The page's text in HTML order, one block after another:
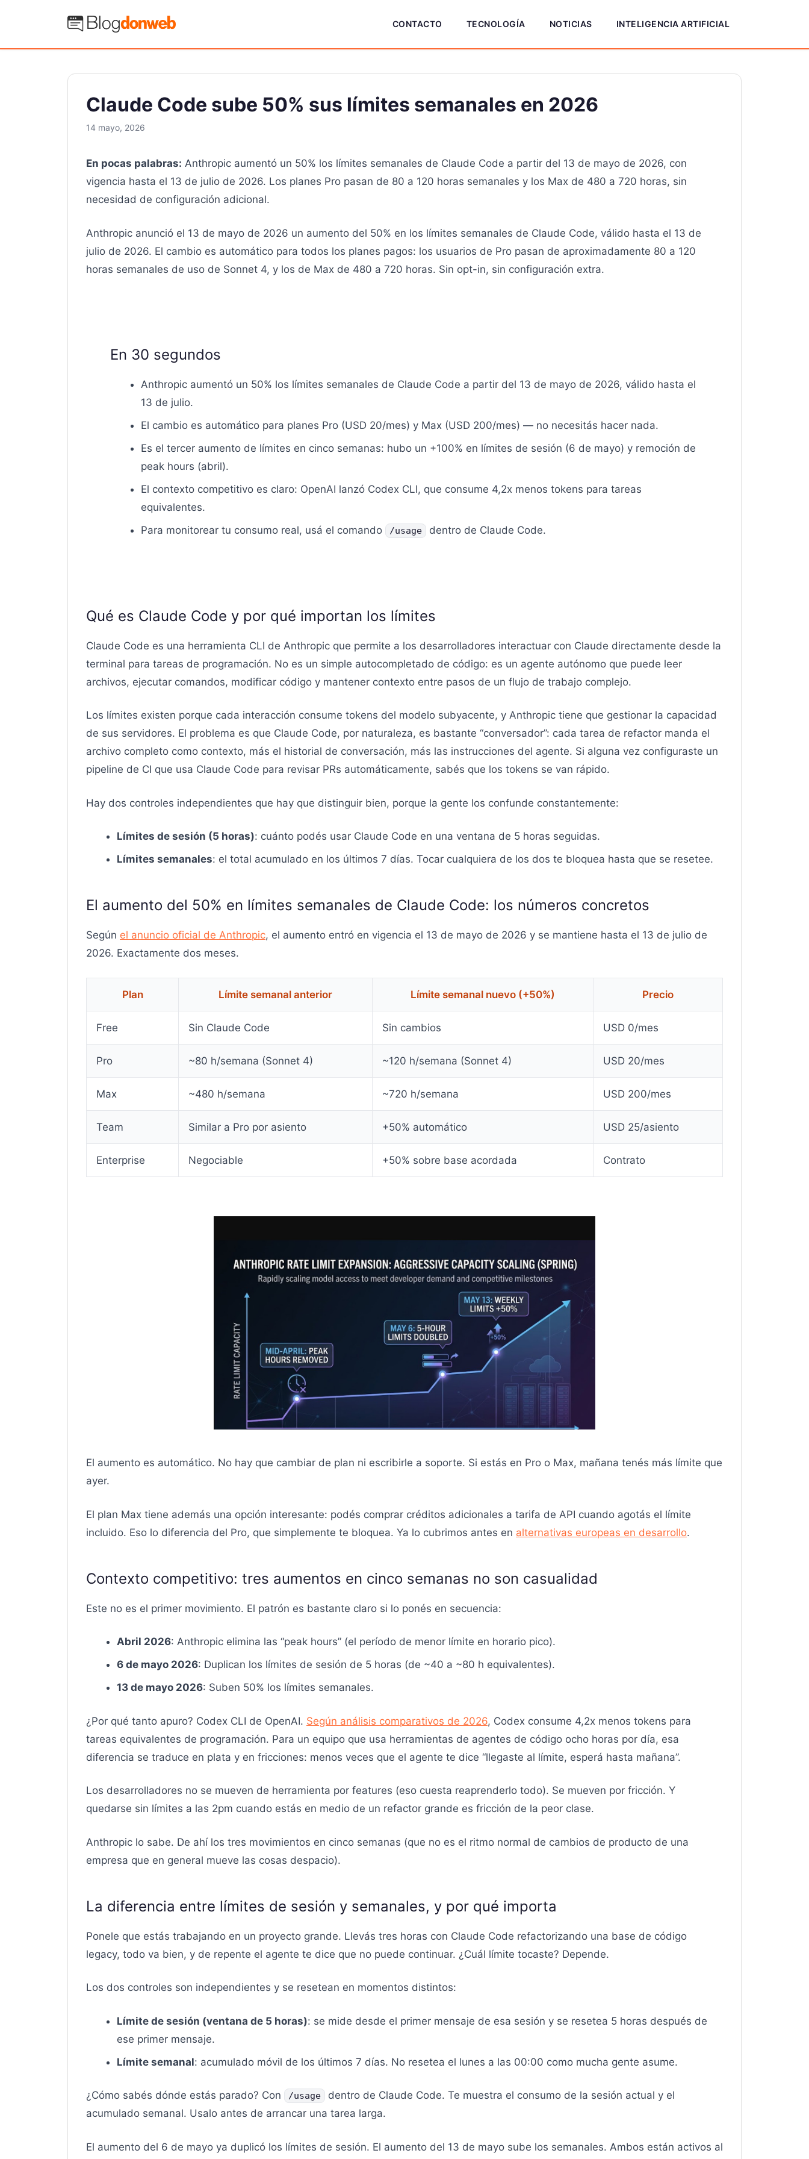
Blog Donweb CONTACTO TECNOLOGÍA NOTICIAS INTELIGENCIA ARTIFICIAL
Claude Code sube 50% sus límites semanales en 2026
14 mayo, 2026
En pocas palabras: Anthropic aumentó un 50% los límites semanales de Claude Code a partir del 13 de mayo de 2026, con
vigencia hasta el 13 de julio de 2026. Los planes Pro pasan de 80 a 120 horas semanales y los Max de 480 a 720 horas, sin
necesidad de configuración adicional.
Anthropic anunció el 13 de mayo de 2026 un aumento del 50% en los límites semanales de Claude Code, válido hasta el 13 de
julio de 2026. El cambio es automático para todos los planes pagos: los usuarios de Pro pasan de aproximadamente 80 a 120
horas semanales de uso de Sonnet 4, y los de Max de 480 a 720 horas. Sin opt-in, sin configuración extra.
En 30 segundos
Anthropic aumentó un 50% los límites semanales de Claude Code a partir del 13 de mayo de 2026, válido hasta el
13 de julio.
El cambio es automático para planes Pro (USD 20/mes) y Max (USD 200/mes) — no necesitás hacer nada.
Es el tercer aumento de límites en cinco semanas: hubo un +100% en límites de sesión (6 de mayo) y remoción de
peak hours (abril).
El contexto competitivo es claro: OpenAI lanzó Codex CLI, que consume 4,2x menos tokens para tareas
equivalentes.
Para monitorear tu consumo real, usá el comando
/usage dentro de Claude Code.
Qué es Claude Code y por qué importan los límites
Claude Code es una herramienta CLI de Anthropic que permite a los desarrolladores interactuar con Claude directamente desde la
terminal para tareas de programación. No es un simple autocompletado de código: es un agente autónomo que puede leer
archivos, ejecutar comandos, modificar código y mantener contexto entre pasos de un flujo de trabajo complejo.
Los límites existen porque cada interacción consume tokens del modelo subyacente, y Anthropic tiene que gestionar la capacidad
de sus servidores. El problema es que Claude Code, por naturaleza, es bastante “conversador”: cada tarea de refactor manda el
archivo completo como contexto, más el historial de conversación, más las instrucciones del agente. Si alguna vez configuraste un
pipeline de CI que usa Claude Code para revisar PRs automáticamente, sabés que los tokens se van rápido.
Hay dos controles independientes que hay que distinguir bien, porque la gente los confunde constantemente:
Límites de sesión (5 horas): cuánto podés usar Claude Code en una ventana de 5 horas seguidas.
Límites semanales: el total acumulado en los últimos 7 días. Tocar cualquiera de los dos te bloquea hasta que se resetee.
El aumento del 50% en límites semanales de Claude Code: los números concretos
Según el anuncio oficial de Anthropic, el aumento entró en vigencia el 13 de mayo de 2026 y se mantiene hasta el 13 de julio de
2026. Exactamente dos meses.
Plan Límite semanal anterior Límite semanal nuevo (+50%) Precio
Free Sin Claude Code Sin cambios USD 0/mes
Pro ~80 h/semana (Sonnet 4) ~120 h/semana (Sonnet 4) USD 20/mes
Max ~480 h/semana ~720 h/semana USD 200/mes
Team Similar a Pro por asiento +50% automático USD 25/asiento
Enterprise Negociable +50% sobre base acordada Contrato
El aumento es automático. No hay que cambiar de plan ni escribirle a soporte. Si estás en Pro o Max, mañana tenés más límite que
ayer.
El plan Max tiene además una opción interesante: podés comprar créditos adicionales a tarifa de API cuando agotás el límite
incluido. Eso lo diferencia del Pro, que simplemente te bloquea. Ya lo cubrimos antes en alternativas europeas en desarrollo.
Contexto competitivo: tres aumentos en cinco semanas no son casualidad
Este no es el primer movimiento. El patrón es bastante claro si lo ponés en secuencia:
Abril 2026: Anthropic elimina las “peak hours” (el período de menor límite en horario pico).
6 de mayo 2026: Duplican los límites de sesión de 5 horas (de ~40 a ~80 h equivalentes).
13 de mayo 2026: Suben 50% los límites semanales.
¿Por qué tanto apuro? Codex CLI de OpenAI. Según análisis comparativos de 2026, Codex consume 4,2x menos tokens para
tareas equivalentes de programación. Para un equipo que usa herramientas de agentes de código ocho horas por día, esa
diferencia se traduce en plata y en fricciones: menos veces que el agente te dice “llegaste al límite, esperá hasta mañana”.
Los desarrolladores no se mueven de herramienta por features (eso cuesta reaprenderlo todo). Se mueven por fricción. Y
quedarse sin límites a las 2pm cuando estás en medio de un refactor grande es fricción de la peor clase.
Anthropic lo sabe. De ahí los tres movimientos en cinco semanas (que no es el ritmo normal de cambios de producto de una
empresa que en general mueve las cosas despacio).
La diferencia entre límites de sesión y semanales, y por qué importa
Ponele que estás trabajando en un proyecto grande. Llevás tres horas con Claude Code refactorizando una base de código
legacy, todo va bien, y de repente el agente te dice que no puede continuar. ¿Cuál límite tocaste? Depende.
Los dos controles son independientes y se resetean en momentos distintos:
Límite de sesión (ventana de 5 horas): se mide desde el primer mensaje de esa sesión y se resetea 5 horas después de
ese primer mensaje.
Límite semanal: acumulado móvil de los últimos 7 días. No resetea el lunes a las 00:00 como mucha gente asume.
¿Cómo sabés dónde estás parado? Con /usage
dentro de Claude Code. Te muestra el consumo de la sesión actual y el
acumulado semanal. Usalo antes de arrancar una tarea larga.
El aumento del 6 de mayo ya duplicó los límites de sesión. El aumento del 13 de mayo sube los semanales. Ambos están activos al